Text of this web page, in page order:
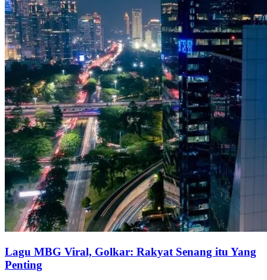
Lagu MBG Viral, Golkar: Rakyat Senang itu Yang
Penting